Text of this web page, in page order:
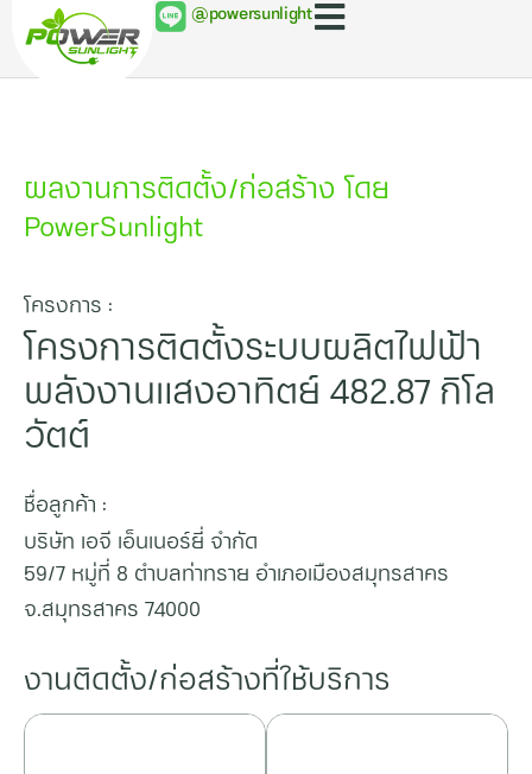
@powersunlight
ผลงานการติดตั้ง/ก่อสร้าง โดย
PowerSunlight
โครงการ :
โครงการติดตั้งระบบผลิตไฟฟ้า
พลังงานแสงอาทิตย์ 482.87 กิโล
วัตต์
ชื่อลูกค้า :
บริษัท เอจี เอ็นเนอร์ยี่ จำกัด
59/7 หมู่ที่ 8 ตำบลท่าทราย อำเภอเมืองสมุทรสาคร
จ.สมุทรสาคร 74000
งานติดตั้ง/ก่อสร้างที่ใช้บริการ